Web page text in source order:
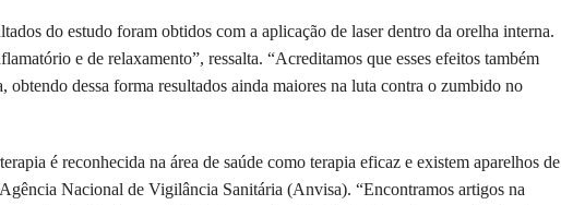
do estudo foram obtidos com a aplicação de laser dentro da orelha interna.
e de relaxamento”, ressalta. “Acreditamos que esses efeitos também
obtendo dessa forma resultados ainda maiores na luta contra o zumbido no
é reconhecida na área de saúde como terapia eficaz e existem aparelhos de
Nacional de Vigilância Sanitária (Anvisa). “Encontramos artigos na